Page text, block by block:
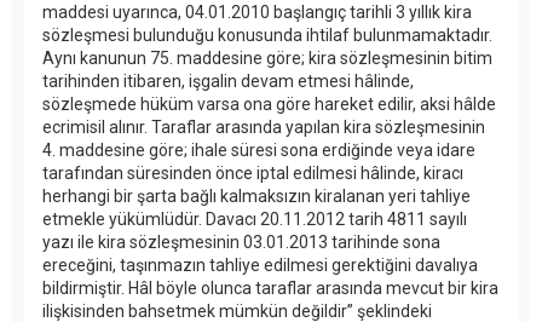
maddesi uyarınca, 04.01.2010 başlangıç tarihli 3 yıllık kira
sözleşmesi bulunduğu konusunda ihtilaf bulunmamaktadır.
Aynı kanunun 75. maddesine göre; kira sözleşmesinin bitim
tarihinden itibaren, işgalin devam etmesi hâlinde,
sözleşmede hüküm varsa ona göre hareket edilir, aksi hâlde
ecrimisil alınır. Taraflar arasında yapılan kira sözleşmesinin
4. maddesine göre; ihale süresi sona erdiğinde veya idare
tarafından süresinden önce iptal edilmesi hâlinde, kiracı
herhangi bir şarta bağlı kalmaksızın kiralanan yeri tahliye
etmekle yükümlüdür. Davacı 20.11.2012 tarih 4811 sayılı
yazı ile kira sözleşmesinin 03.01.2013 tarihinde sona
ereceğini, taşınmazın tahliye edilmesi gerektiğini davalıya
bildirmiştir. Hâl böyle olunca taraflar arasında mevcut bir kira
ilişkisinden bahsetmek mümkün değildir” şeklindeki